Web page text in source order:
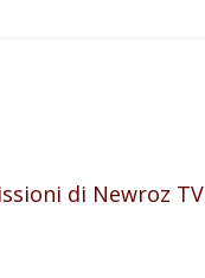
di Newroz TV